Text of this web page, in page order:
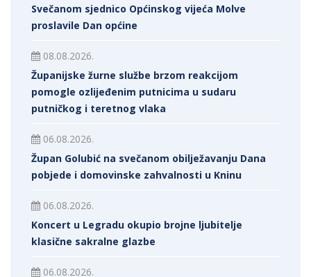
Svečanom sjednico Općinskog vijeća Molve
proslavile Dan općine
08.08.2026.
Županijske žurne službe brzom reakcijom
pomogle ozlijeđenim putnicima u sudaru
putničkog i teretnog vlaka
06.08.2026.
Župan Golubić na svečanom obilježavanju Dana
pobjede i domovinske zahvalnosti u Kninu
06.08.2026.
Koncert u Legradu okupio brojne ljubitelje
klasične sakralne glazbe
06.08.2026.